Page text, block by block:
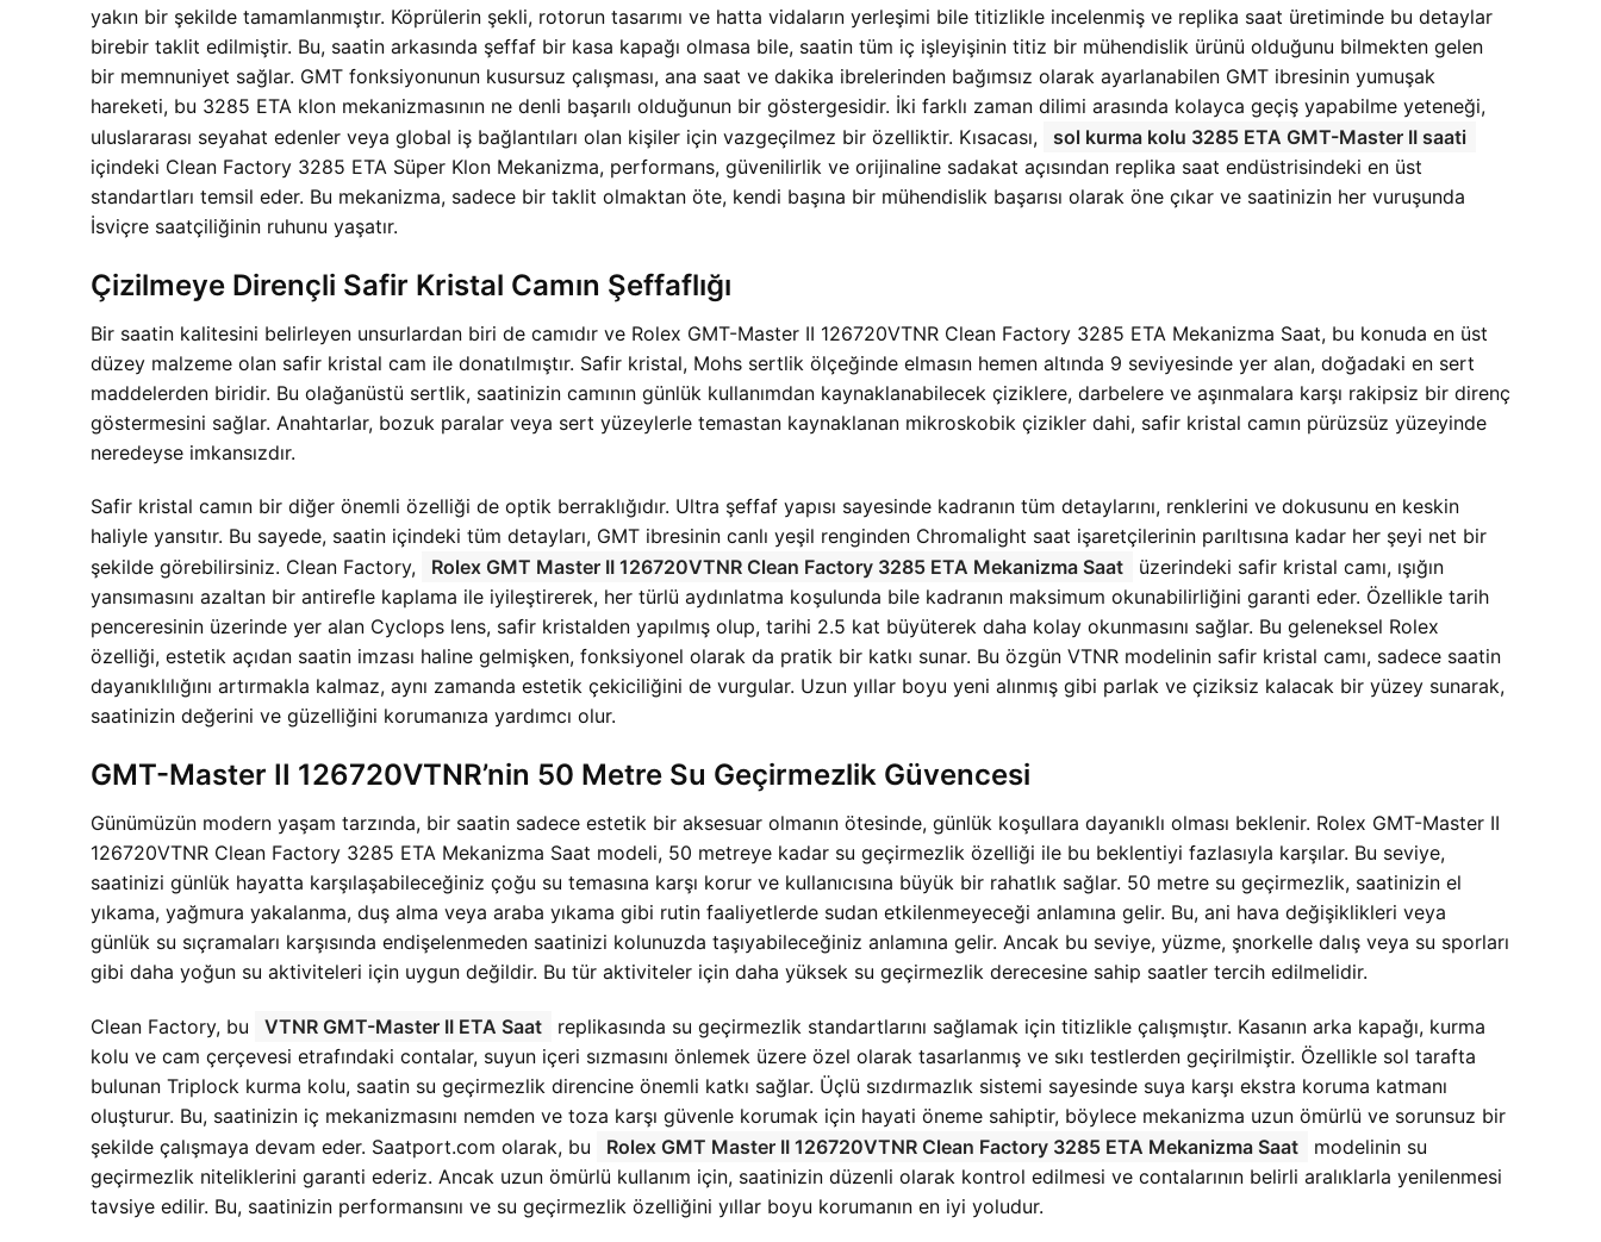
yakın bir şekilde tamamlanmıştır. Köprülerin şekli, rotorun tasarımı ve hatta vidaların yerleşimi bile titizlikle incelenmiş ve replika saat üretiminde bu detaylar
birebir taklit edilmiştir. Bu, saatin arkasında şeffaf bir kasa kapağı olmasa bile, saatin tüm iç işleyişinin titiz bir mühendislik ürünü olduğunu bilmekten gelen
bir memnuniyet sağlar. GMT fonksiyonunun kusursuz çalışması, ana saat ve dakika ibrelerinden bağımsız olarak ayarlanabilen GMT ibresinin yumuşak
hareketi, bu 3285 ETA klon mekanizmasının ne denli başarılı olduğunun bir göstergesidir. İki farklı zaman dilimi arasında kolayca geçiş yapabilme yeteneği,
uluslararası seyahat edenler veya global iş bağlantıları olan kişiler için vazgeçilmez bir özelliktir. Kısacası,
sol kurma kolu 3285 ETA GMT-Master II saati
içindeki Clean Factory 3285 ETA Süper Klon Mekanizma, performans, güvenilirlik ve orijinaline sadakat açısından replika saat endüstrisindeki en üst
standartları temsil eder. Bu mekanizma, sadece bir taklit olmaktan öte, kendi başına bir mühendislik başarısı olarak öne çıkar ve saatinizin her vuruşunda
İsviçre saatçiliğinin ruhunu yaşatır.
Çizilmeye Dirençli Safir Kristal Camın Şeffaflığı
Bir saatin kalitesini belirleyen unsurlardan biri de camıdır ve Rolex GMT-Master II 126720VTNR Clean Factory 3285 ETA Mekanizma Saat, bu konuda en üst
düzey malzeme olan safir kristal cam ile donatılmıştır. Safir kristal, Mohs sertlik ölçeğinde elmasın hemen altında 9 seviyesinde yer alan, doğadaki en sert
maddelerden biridir. Bu olağanüstü sertlik, saatinizin camının günlük kullanımdan kaynaklanabilecek çiziklere, darbelere ve aşınmalara karşı rakipsiz bir direnç
göstermesini sağlar. Anahtarlar, bozuk paralar veya sert yüzeylerle temastan kaynaklanan mikroskobik çizikler dahi, safir kristal camın pürüzsüz yüzeyinde
neredeyse imkansızdır.
Safir kristal camın bir diğer önemli özelliği de optik berraklığıdır. Ultra şeffaf yapısı sayesinde kadranın tüm detaylarını, renklerini ve dokusunu en keskin
haliyle yansıtır. Bu sayede, saatin içindeki tüm detayları, GMT ibresinin canlı yeşil renginden Chromalight saat işaretçilerinin parıltısına kadar her şeyi net bir
şekilde görebilirsiniz. Clean Factory,
Rolex GMT Master II 126720VTNR Clean Factory 3285 ETA Mekanizma Saat
üzerindeki safir kristal camı, ışığın
yansımasını azaltan bir antirefle kaplama ile iyileştirerek, her türlü aydınlatma koşulunda bile kadranın maksimum okunabilirliğini garanti eder. Özellikle tarih
penceresinin üzerinde yer alan Cyclops lens, safir kristalden yapılmış olup, tarihi 2.5 kat büyüterek daha kolay okunmasını sağlar. Bu geleneksel Rolex
özelliği, estetik açıdan saatin imzası haline gelmişken, fonksiyonel olarak da pratik bir katkı sunar. Bu özgün VTNR modelinin safir kristal camı, sadece saatin
dayanıklılığını artırmakla kalmaz, aynı zamanda estetik çekiciliğini de vurgular. Uzun yıllar boyu yeni alınmış gibi parlak ve çiziksiz kalacak bir yüzey sunarak,
saatinizin değerini ve güzelliğini korumanıza yardımcı olur.
GMT-Master II 126720VTNR’nin 50 Metre Su Geçirmezlik Güvencesi
Günümüzün modern yaşam tarzında, bir saatin sadece estetik bir aksesuar olmanın ötesinde, günlük koşullara dayanıklı olması beklenir. Rolex GMT-Master II
126720VTNR Clean Factory 3285 ETA Mekanizma Saat modeli, 50 metreye kadar su geçirmezlik özelliği ile bu beklentiyi fazlasıyla karşılar. Bu seviye,
saatinizi günlük hayatta karşılaşabileceğiniz çoğu su temasına karşı korur ve kullanıcısına büyük bir rahatlık sağlar. 50 metre su geçirmezlik, saatinizin el
yıkama, yağmura yakalanma, duş alma veya araba yıkama gibi rutin faaliyetlerde sudan etkilenmeyeceği anlamına gelir. Bu, ani hava değişiklikleri veya
günlük su sıçramaları karşısında endişelenmeden saatinizi kolunuzda taşıyabileceğiniz anlamına gelir. Ancak bu seviye, yüzme, şnorkelle dalış veya su sporları
gibi daha yoğun su aktiviteleri için uygun değildir. Bu tür aktiviteler için daha yüksek su geçirmezlik derecesine sahip saatler tercih edilmelidir.
Clean Factory, bu VTNR GMT-Master II ETA Saat
replikasında su geçirmezlik standartlarını sağlamak için titizlikle çalışmıştır. Kasanın arka kapağı, kurma
kolu ve cam çerçevesi etrafındaki contalar, suyun içeri sızmasını önlemek üzere özel olarak tasarlanmış ve sıkı testlerden geçirilmiştir. Özellikle sol tarafta
bulunan Triplock kurma kolu, saatin su geçirmezlik direncine önemli katkı sağlar. Üçlü sızdırmazlık sistemi sayesinde suya karşı ekstra koruma katmanı
oluşturur. Bu, saatinizin iç mekanizmasını nemden ve toza karşı güvenle korumak için hayati öneme sahiptir, böylece mekanizma uzun ömürlü ve sorunsuz bir
şekilde çalışmaya devam eder. Saatport.com olarak, bu
Rolex GMT Master II 126720VTNR Clean Factory 3285 ETA Mekanizma Saat
modelinin su
geçirmezlik niteliklerini garanti ederiz. Ancak uzun ömürlü kullanım için, saatinizin düzenli olarak kontrol edilmesi ve contalarının belirli aralıklarla yenilenmesi
tavsiye edilir. Bu, saatinizin performansını ve su geçirmezlik özelliğini yıllar boyu korumanın en iyi yoludur.